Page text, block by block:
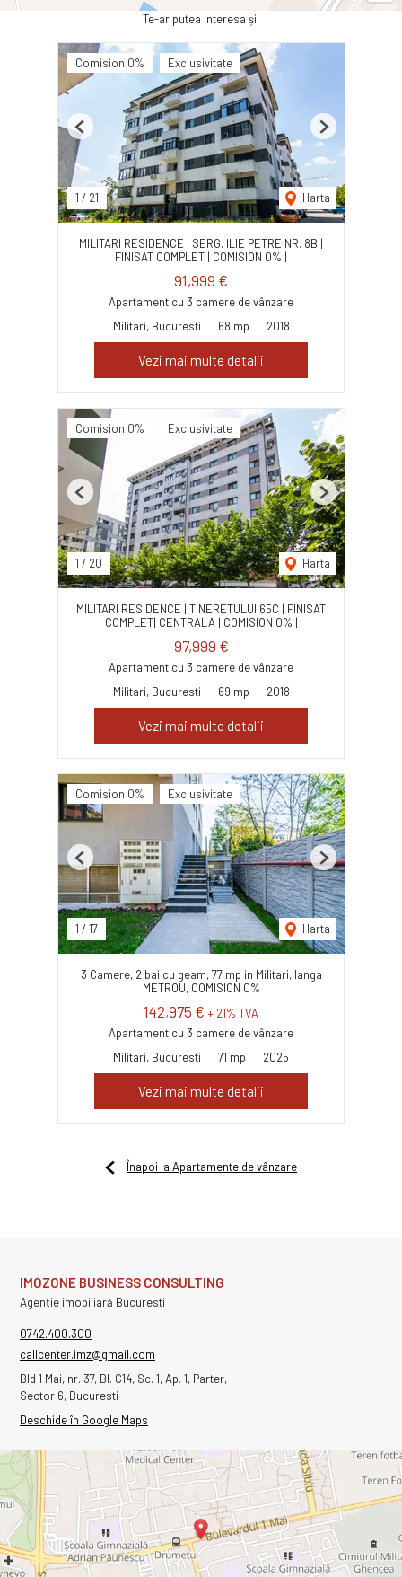
Te-ar putea interesa și:
Comision 0% Exclusivitate
1 / 21 Harta
Previous Next
MILITARI RESIDENCE | SERG. ILIE PETRE NR. 8B |
FINISAT COMPLET | COMISION 0% |
91,999 €
Apartament cu 3 camere de vânzare
Militari, Bucuresti
68 mp 2018
Vezi mai multe detalii
Comision 0% Exclusivitate
1 / 20 Harta
Previous Next
MILITARI RESIDENCE | TINERETULUI 65C | FINISAT
COMPLET| CENTRALA | COMISION 0% |
97,999 €
Apartament cu 3 camere de vânzare
Militari, Bucuresti
69 mp 2018
Vezi mai multe detalii
Comision 0% Exclusivitate
1 / 17 Harta
Previous Next
3 Camere, 2 bai cu geam, 77 mp in Militari, langa
METROU, COMISION 0%
142,975 € + 21% TVA
Apartament cu 3 camere de vânzare
Militari, Bucuresti
71 mp 2025
Vezi mai multe detalii
Înapoi la Apartamente de vânzare
IMOZONE BUSINESS CONSULTING
Agenție imobiliară Bucuresti
0742.400.300
callcenter.imz@gmail.com
Bld 1 Mai, nr. 37, Bl. C14, Sc. 1, Ap. 1, Parter,
Sector 6, Bucuresti
Deschide în Google Maps